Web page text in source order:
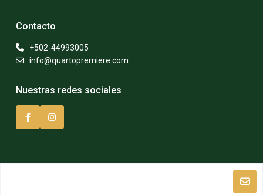
Contacto
+502-44993005
info@quartopremiere.com
Nuestras redes sociales